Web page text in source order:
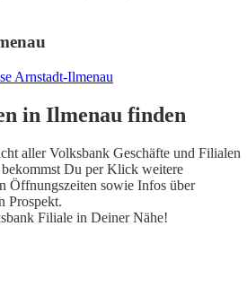
Arnstadt-Ilmenau
in Ilmenau finden
aller Volksbank Geschäfte und Filialen
Du per Klick weitere
Öffnungszeiten sowie Infos über
Prospekt.
Filiale in Deiner Nähe!